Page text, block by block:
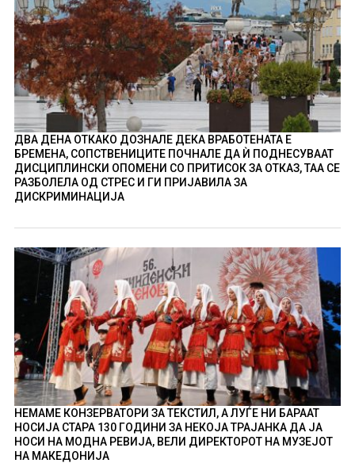
ДВА ДЕНА ОТКАКО ДОЗНАЛЕ ДЕКА ВРАБОТЕНАТА Е
БРЕМЕНА, СОПСТВЕНИЦИТЕ ПОЧНАЛЕ ДА Ѝ ПОДНЕСУВААТ
ДИСЦИПЛИНСКИ ОПОМЕНИ СО ПРИТИСОК ЗА ОТКАЗ, ТАА СЕ
РАЗБОЛЕЛА ОД СТРЕС И ГИ ПРИЈАВИЛА ЗА
ДИСКРИМИНАЦИЈА
НЕМАМЕ КОНЗЕРВАТОРИ ЗА ТЕКСТИЛ, А ЛУЃЕ НИ БАРААТ
НОСИЈА СТАРА 130 ГОДИНИ ЗА НЕКОЈА ТРАЈАНКА ДА ЈА
НОСИ НА МОДНА РЕВИЈА, ВЕЛИ ДИРЕКТОРОТ НА МУЗЕЈОТ
НА МАКЕДОНИЈА